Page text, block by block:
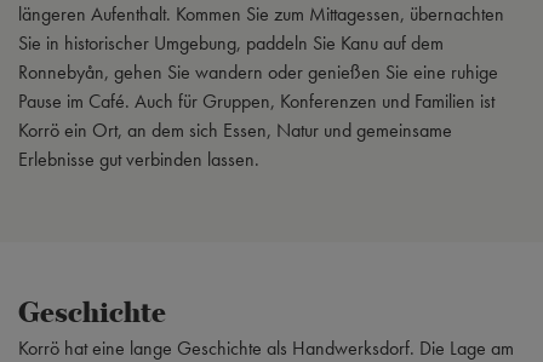
längeren Aufenthalt. Kommen Sie zum Mittagessen, übernachten
Sie in historischer Umgebung, paddeln Sie Kanu auf dem
Ronnebyån, gehen Sie wandern oder genießen Sie eine ruhige
Pause im Café. Auch für Gruppen, Konferenzen und Familien ist
Korrö ein Ort, an dem sich Essen, Natur und gemeinsame
Erlebnisse gut verbinden lassen.
Geschichte
Korrö hat eine lange Geschichte als Handwerksdorf. Die Lage am